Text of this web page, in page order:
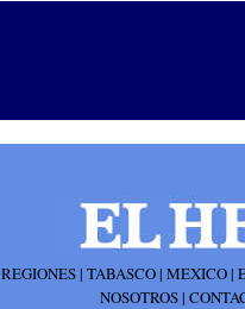
REGIONES| TABASCO| MEXICO|
NOSOTROS|